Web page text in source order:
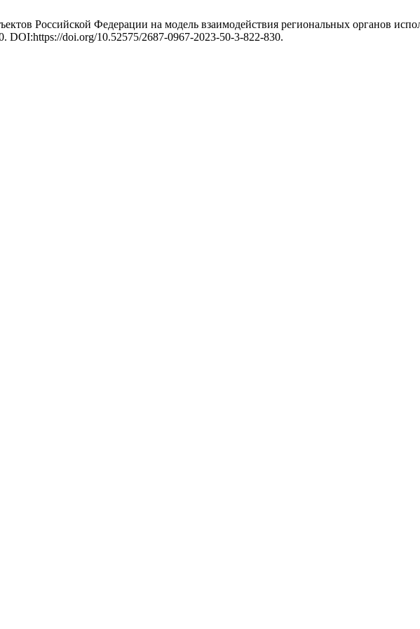
Российской Федерации на модель взаимодействия региональных органов
DOI:https://doi.org/10.52575/2687-0967-2023-50-3-822-830.